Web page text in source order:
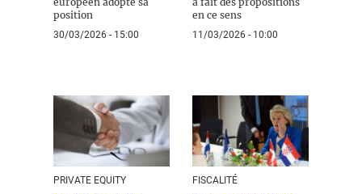
position
30/03/2026 - 15:00
en ce sens
11/03/2026 - 10:00
PRIVATE EQUITY FISCALITÉ